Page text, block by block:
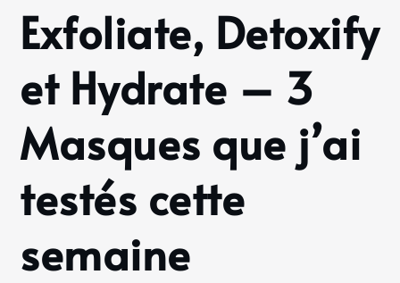
Visage
&
Exfoliate,
Detoxify
et
Hydrate
Masques
que j’ai
cette
Exfoliate, Detoxify
et Hydrate – 3
Masques que j’ai
testés cette
semaine